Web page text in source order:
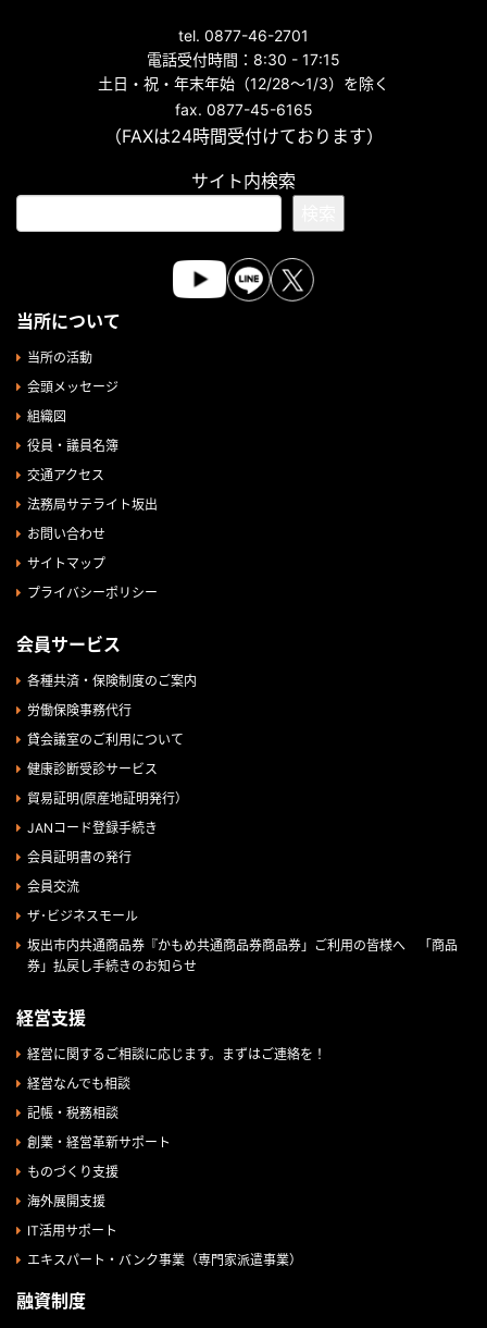
tel. 0877-46-2701
電話受付時間：8:30 - 17:15
土日・祝・年末年始（12/28～1/3）を除く
fax. 0877-45-6165
（FAXは24時間受付けております）
サイト内検索
当所について
当所の活動
会頭メッセージ
組織図
役員・議員名簿
交通アクセス
法務局サテライト坂出
お問い合わせ
サイトマップ
プライバシーポリシー
会員サービス
各種共済・保険制度のご案内
労働保険事務代行
貸会議室のご利用について
健康診断受診サービス
貿易証明(原産地証明発行）
JANコード登録手続き
会員証明書の発行
会員交流
ザ･ビジネスモール
坂出市内共通商品券『かもめ共通商品券商品券」ご利用の皆様へ 「商品
券」払戻し手続きのお知らせ
経営支援
経営に関するご相談に応じます。まずはご連絡を！
経営なんでも相談
記帳・税務相談
創業・経営革新サポート
ものづくり支援
海外展開支援
IT活用サポート
エキスパート・バンク事業（専門家派遣事業）
融資制度